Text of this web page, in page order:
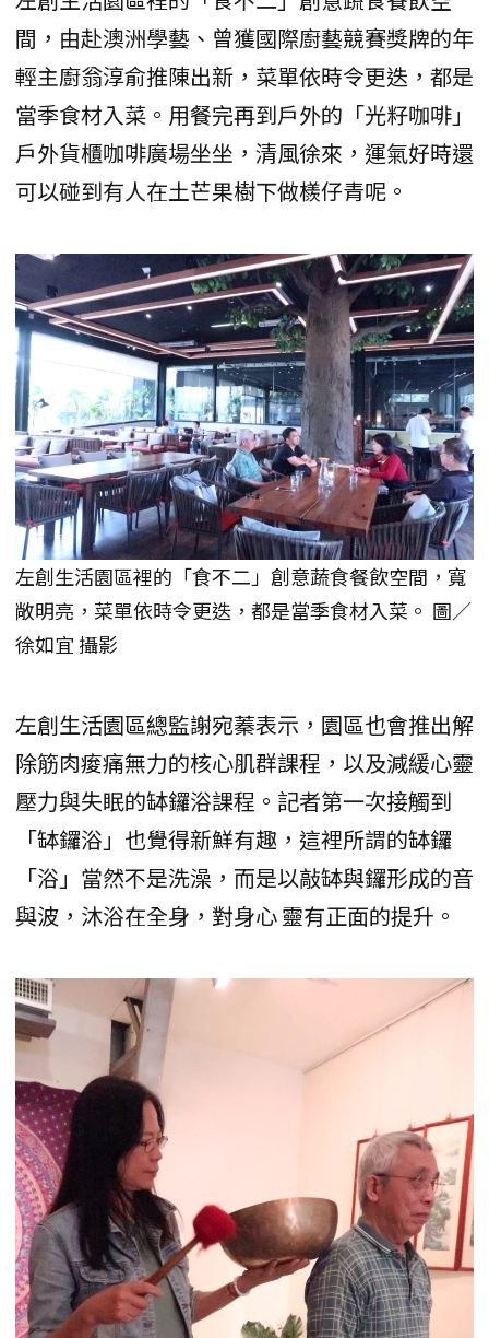
間，由赴澳洲學藝、曾獲國際廚藝競賽獎牌的年
輕主廚翁淳俞推陳出新，菜單依時令更迭，都是
當季食材入菜。用餐完再到戶外的「光籽咖啡」
戶外貨櫃咖啡廣場坐坐，清風徐來，運氣好時還
可以碰到有人在土芒果樹下做檨仔青呢。
左創生活園區裡的「食不二」創意蔬食餐飲空間，寬
敞明亮，菜單依時令更迭，都是當季食材入菜。 圖／
徐如宜 攝影
左創生活園區總監謝宛蓁表示，園區也會推出解
除筋肉痠痛無力的核心肌群課程，以及減緩心靈
壓力與失眠的缽鑼浴課程。記者第一次接觸到
「缽鑼浴」也覺得新鮮有趣，這裡所謂的缽鑼
「浴」當然不是洗澡，而是以敲缽與鑼形成的音
與波，沐浴在全身，對身心 靈有正面的提升。